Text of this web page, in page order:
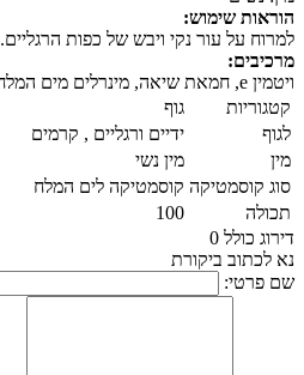
הוראות שימוש:
למרוח על עור נקי ויבש של כפות הרגליים.
מרכיבים:
ויטמין e, חמאת שיאה, מינרלים מים המלח
קטגוריות
גוף
לגוף
ידיים ורגליים , קרמים
מין
מין נשי
סוג קוסמטיקה קוסמטיקה לים המלח
תכולה
100
דירוג כולל 0
נא לכתוב ביקורת
שם פרטי: